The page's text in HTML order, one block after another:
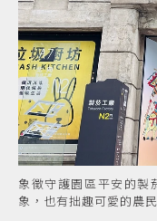
象徵守護園區平安的製
象，也有拙趣可愛的農